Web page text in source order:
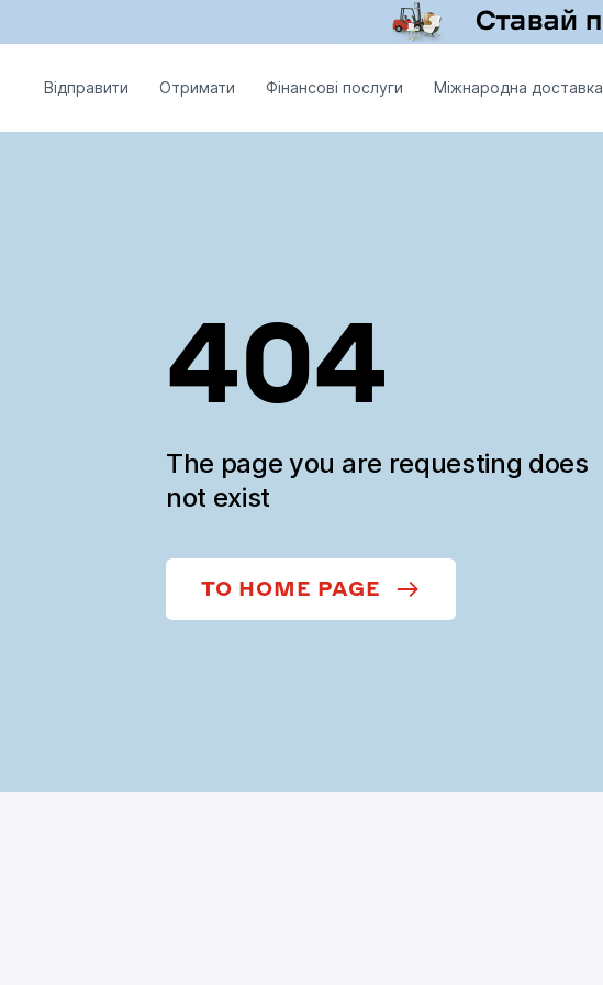
Відправити Отримати Фінансові послуги Міжнародна доставка
404
The page you are requesting does
not exist
TO HOME PAGE